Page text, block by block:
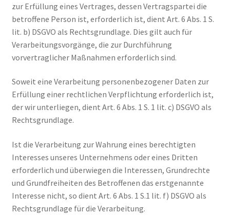
zur Erfüllung eines Vertrages, dessen Vertragspartei die
betroffene Person ist, erforderlich ist, dient Art. 6 Abs. 1 S.
lit. b) DSGVO als Rechtsgrundlage. Dies gilt auch für
Verarbeitungsvorgänge, die zur Durchführung
vorvertraglicher Maßnahmen erforderlich sind.
Soweit eine Verarbeitung personenbezogener Daten zur
Erfüllung einer rechtlichen Verpflichtung erforderlich ist,
der wir unterliegen, dient Art. 6 Abs. 1 S. 1 lit. c) DSGVO als
Rechtsgrundlage.
Ist die Verarbeitung zur Wahrung eines berechtigten
Interesses unseres Unternehmens oder eines Dritten
erforderlich und überwiegen die Interessen, Grundrechte
und Grundfreiheiten des Betroffenen das erstgenannte
Interesse nicht, so dient Art. 6 Abs. 1 S.1 lit. f) DSGVO als
Rechtsgrundlage für die Verarbeitung.